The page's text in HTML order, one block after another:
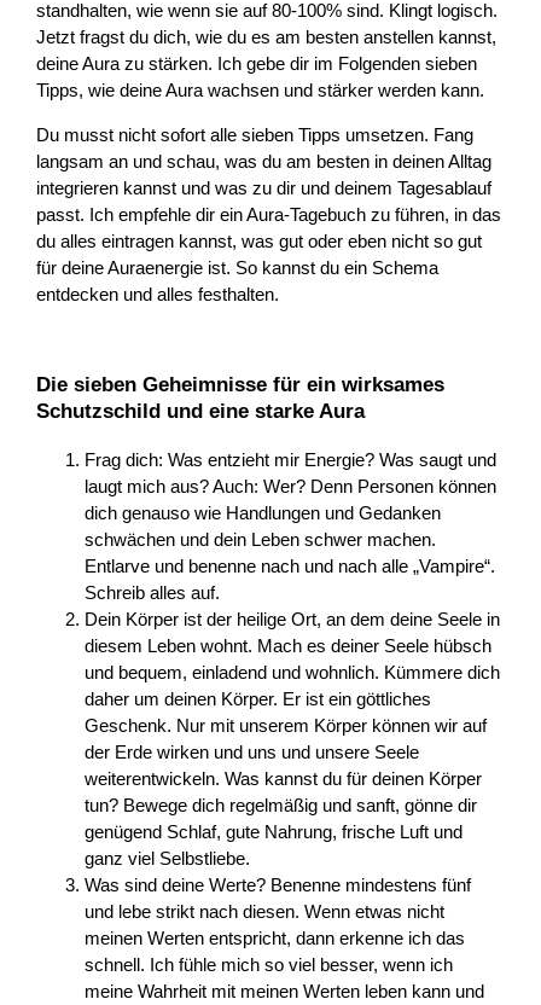
standhalten, wie wenn sie auf 80-100% sind. Klingt logisch.
Jetzt fragst du dich, wie du es am besten anstellen kannst,
deine Aura zu stärken. Ich gebe dir im Folgenden sieben
Tipps, wie deine Aura wachsen und stärker werden kann.
Du musst nicht sofort alle sieben Tipps umsetzen. Fang
langsam an und schau, was du am besten in deinen Alltag
integrieren kannst und was zu dir und deinem Tagesablauf
passt. Ich empfehle dir ein Aura-Tagebuch zu führen, in das
du alles eintragen kannst, was gut oder eben nicht so gut
für deine Auraenergie ist. So kannst du ein Schema
entdecken und alles festhalten.
Die sieben Geheimnisse für ein wirksames
Schutzschild und eine starke Aura
Frag dich: Was entzieht mir Energie? Was saugt und
laugt mich aus? Auch: Wer? Denn Personen können
dich genauso wie Handlungen und Gedanken
schwächen und dein Leben schwer machen.
Entlarve und benenne nach und nach alle „Vampire“.
Schreib alles auf.
Dein Körper ist der heilige Ort, an dem deine Seele in
diesem Leben wohnt. Mach es deiner Seele hübsch
und bequem, einladend und wohnlich. Kümmere dich
daher um deinen Körper. Er ist ein göttliches
Geschenk. Nur mit unserem Körper können wir auf
der Erde wirken und uns und unsere Seele
weiterentwickeln. Was kannst du für deinen Körper
tun? Bewege dich regelmäßig und sanft, gönne dir
genügend Schlaf, gute Nahrung, frische Luft und
ganz viel Selbstliebe.
Was sind deine Werte? Benenne mindestens fünf
und lebe strikt nach diesen. Wenn etwas nicht
meinen Werten entspricht, dann erkenne ich das
schnell. Ich fühle mich so viel besser, wenn ich
meine Wahrheit mit meinen Werten leben kann und